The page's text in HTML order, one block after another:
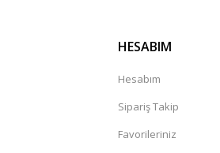
HESABIM
Hesabım
Sipariş Takip
Favorileriniz